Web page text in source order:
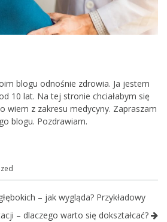
blogu odnośnie zdrowia. Ja jestem
10 lat. Na tej stronie chciałabym się
wiem z zakresu medycyny. Zapraszam
blogu. Pozdrawiam.
– jak wygląda? Przykładowy
– dlaczego warto się dokształcać?